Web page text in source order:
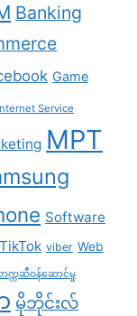
Banking
Game
Service
MPT
Software
TikTok viber Web
က္ကဆီဝန်ဆောင်မှု
မိုဘိုင်းလ်